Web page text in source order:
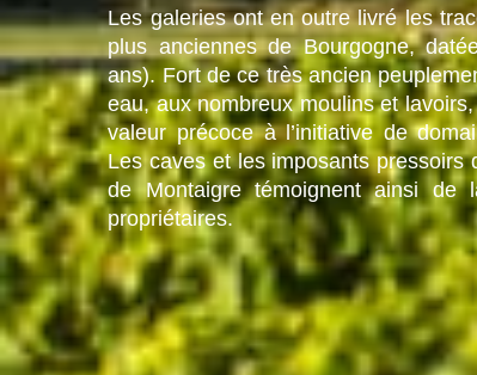
Les galeries ont en outre livré les
plus anciennes de Bourgogne,
ans). Fort de ce très ancien
eau, aux nombreux moulins et
valeur précoce à l’initiative de
Les caves et les imposants pressoirs
de Montaigre témoignent ainsi de
propriétaires.